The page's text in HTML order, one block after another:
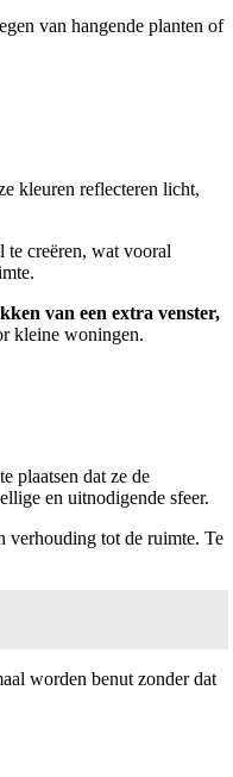
van hangende planten of
kleuren reflecteren licht,
te creëren, wat vooral
van een extra venster,
kleine woningen.
plaatsen dat ze de
en uitnodigende sfeer.
verhouding tot de ruimte. Te
worden benut zonder dat